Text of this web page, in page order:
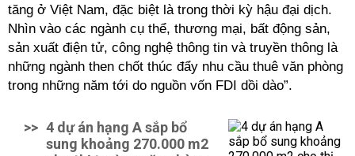
tăng ở Việt Nam, đặc biệt là trong thời kỳ hậu đại dịch.
Nhìn vào các ngành cụ thể, thương mại, bất động sản,
sản xuất điện tử, công nghệ thông tin và truyền thông là
những ngành then chốt thúc đẩy nhu cầu thuê văn phòng
trong những năm tới do nguồn vốn FDI dồi dào”.
>> 4 dự án hạng A sắp bổ
sung khoảng 270.000 m2